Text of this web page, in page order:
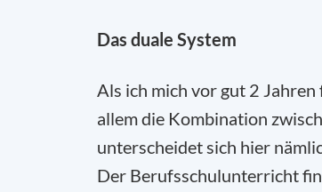
Das duale System
Als ich mich vor gut 2
allem die Kombination
unterscheidet sich hier
Der Berufsschulunterricht